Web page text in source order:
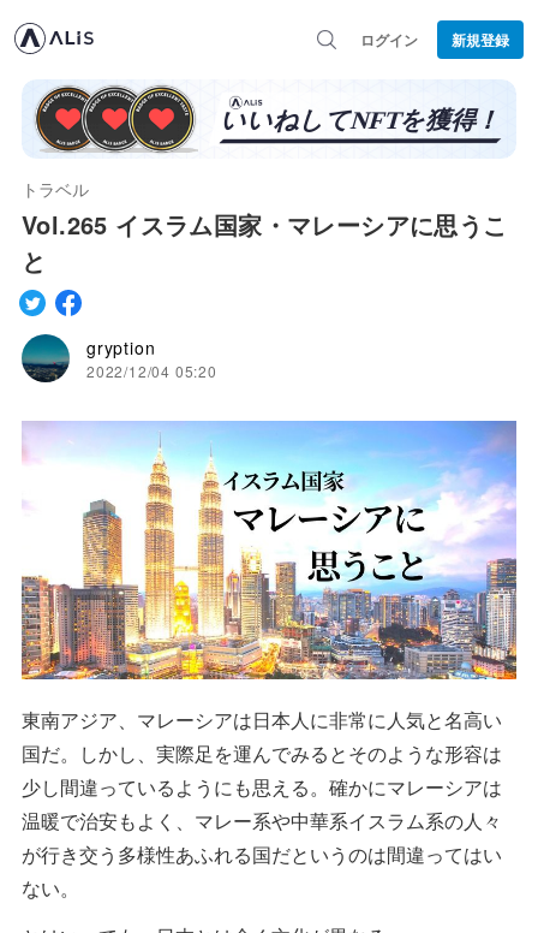
ログイン 新規登録
トラベル
Vol.265 イスラム国家・マレーシアに思うこ
と
gryption
2022/12/04 05:20
東南アジア、マレーシアは日本人に非常に人気と名高い
国だ。しかし、実際足を運んでみるとそのような形容は
少し間違っているようにも思える。確かにマレーシアは
温暖で治安もよく、マレー系や中華系イスラム系の人々
が行き交う多様性あふれる国だというのは間違ってはい
ない。